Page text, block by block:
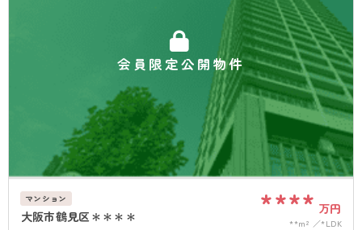
会員限定公開物件
マンション
大阪市鶴見区＊＊＊＊ **** 万円
**m² *LDK